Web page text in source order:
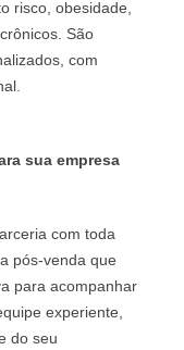
risco, obesidade,
São
com
sua empresa
com toda
pós-venda que
para acompanhar
experiente,
do seu